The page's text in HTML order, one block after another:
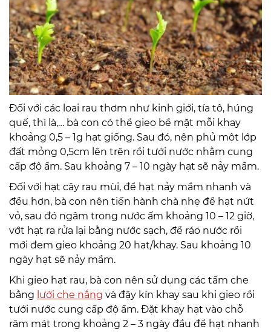
Đối với các loại rau thơm như kinh giới, tía tô, húng
quế, thì là,… bà con có thể gieo bề mặt mỗi khay
khoảng 0,5 – 1g hạt giống. Sau đó, nên phủ một lớp
đất mỏng 0,5cm lên trên rồi tưới nước nhằm cung
cấp độ ẩm. Sau khoảng 7 – 10 ngày hạt sẽ nảy mầm.
Đối với hạt cây rau mùi, để hạt nảy mầm nhanh và
đều hơn, bà con nên tiến hành chà nhẹ để hạt nứt
vỏ, sau đó ngâm trong nước ấm khoảng 10 – 12 giờ,
vớt hạt ra rửa lại bằng nước sạch, để ráo nước rồi
mới đem gieo khoảng 20 hạt/khay. Sau khoảng 10
ngày hạt sẽ nảy mầm.
Khi gieo hạt rau, bà con nên sử dụng các tấm che
bằng lưới che nắng và đậy kín khay sau khi gieo rồi
tưới nước cung cấp độ ẩm. Đặt khay hạt vào chỗ
râm mát trong khoảng 2 – 3 ngày đầu để hạt nhanh